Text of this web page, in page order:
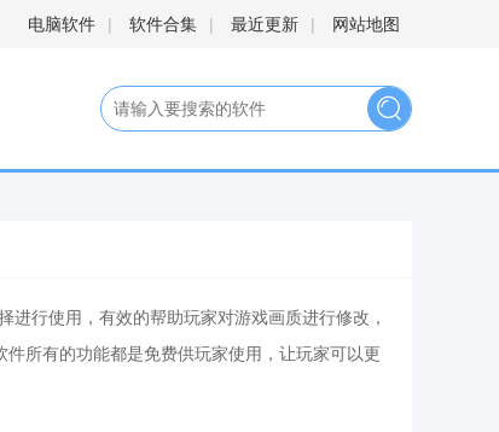
电脑软件 | 软件合集 | 最近更新 | 网站地图
行使用，有效的帮助玩家对游戏画质进行修改，
所有的功能都是免费供玩家使用，让玩家可以更